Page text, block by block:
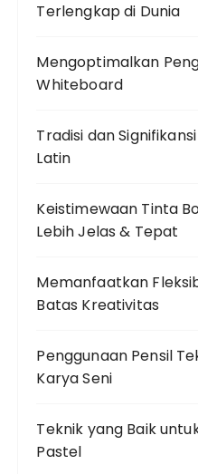
Terlengkap di Dunia
Mengoptimalkan
Whiteboard
Tradisi dan
Latin
Keistimewaan Tinta
Lebih Jelas & Tepat
Memanfaatkan
Batas Kreativitas
Penggunaan Pensil
Karya Seni
Teknik yang Baik
Pastel